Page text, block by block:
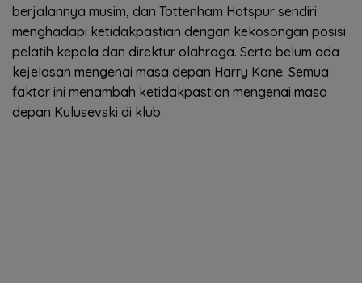
berjalannya musim, dan Tottenham Hotspur sendiri
menghadapi ketidakpastian dengan kekosongan posisi
pelatih kepala dan direktur olahraga. Serta belum ada
kejelasan mengenai masa depan Harry Kane. Semua
faktor ini menambah ketidakpastian mengenai masa
depan Kulusevski di klub.